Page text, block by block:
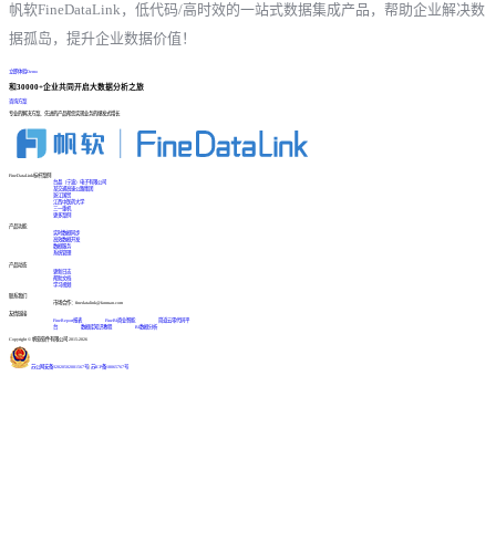
帆软FineDataLink，低代码/高时效的一站式数据集成产品，帮助企业解决数
据孤岛，提升企业数据价值！
立即体验Demo
和30000+企业共同开启大数据分析之旅
咨询方案
专业的解决方案、先进的产品帮您实现业务的爆发式增长
FineDataLink标杆案例
台晶（宁波）电子有限公司
某交通高速公路集团
浙江国贸
江西中医药大学
三一重机
更多案例
产品功能
实时数据同步
高效数据开发
数据服务
系统管理
产品动态
更新日志
帮助文档
学习视频
联系我们
市场合作：finedatalink@fanruan.com
友情链接
FineReport报表
FineBI商业智能
简道云零代码平
台
数据库知识教程 BI数据分析
Copyright © 帆软软件有限公司 2015-2026
苏公网安备32020502001567号 苏ICP备18065767号